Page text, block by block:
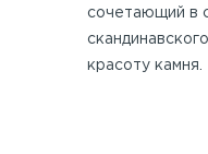
сочетающий в
красоту камня.